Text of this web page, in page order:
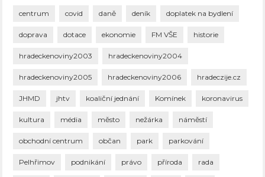
centrum covid daně deník doplatek na bydlení
doprava dotace ekonomie FM VŠE historie
hradeckenoviny2003 hradeckenoviny2004
hradeckenoviny2005 hradeckenoviny2006 hradeczije.cz
JHMD jhtv koaliční jednání Komínek koronavirus
kultura média město nežárka náměstí
obchodní centrum občan park parkování
Pelhřimov podnikání právo příroda rada